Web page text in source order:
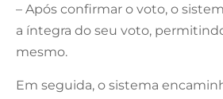
– Após confirmar o voto, o
a íntegra do seu voto,
mesmo.
Em seguida, o sistema